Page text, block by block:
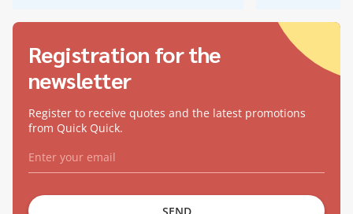
Registration for the
newsletter
Register to receive quotes and the latest promotions
from Quick Quick.